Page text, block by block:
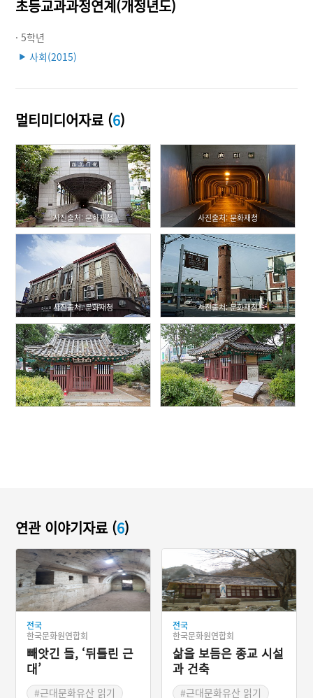
초등교과과정연계(개정년도)
· 5학년
▶ 사회(2015)
멀티미디어자료 (6)
사진출처: 문화재청 사진출처: 문화재청
사진출처: 문화재청 사진출처: 문화재청
연관 이야기자료 (6)
전국
한국문화원연합회
빼앗긴 들, ‘뒤틀린 근
대’
#근대문화유산 읽기
전국
한국문화원연합회
삶을 보듬은 종교 시설
과 건축
#근대문화유산 읽기